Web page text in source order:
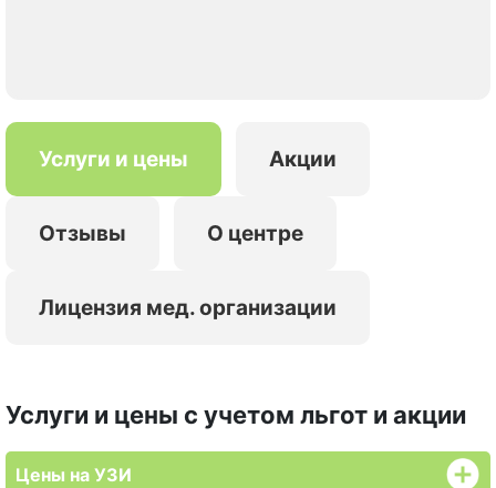
Услуги и цены Акции
Отзывы О центре
Лицензия мед. организации
Услуги и цены с учетом льгот и акции
Цены на УЗИ